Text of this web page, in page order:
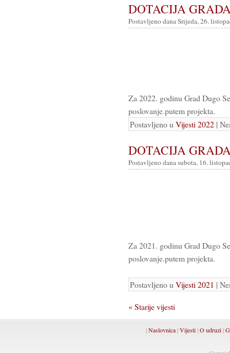
DOTACIJA
Postavljeno dana Srijeda, 26.
Za 2022. godinu Grad Dugo
poslovanje.putem projekta.
Postavljeno u Vijesti 2022 |
DOTACIJA
Postavljeno dana subota, 16.
Za 2021. godinu Grad Dugo
poslovanje.putem projekta.
Postavljeno u Vijesti 2021 |
« Starije vijesti
|Naslovnica |Vijesti |O udruzi |